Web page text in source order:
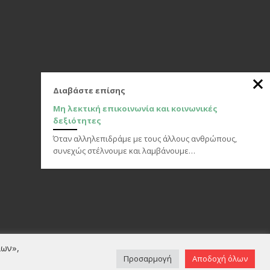
Προσαρμογή Αποδοχή όλων
Διαβάστε επίσης
Μη λεκτική επικοινωνία και κοινωνικές
δεξιότητες
Όταν αλληλεπιδράμε με τους άλλους ανθρώπους,
συνεχώς στέλνουμε και λαμβάνουμε…